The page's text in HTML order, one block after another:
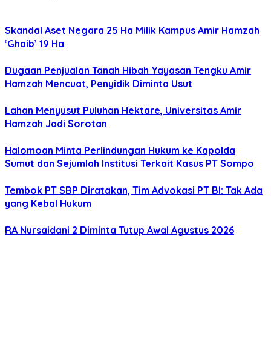
Skandal Aset Negara 25 Ha Milik Kampus Amir Hamzah
‘Ghaib’ 19 Ha
Dugaan Penjualan Tanah Hibah Yayasan Tengku Amir
Hamzah Mencuat, Penyidik Diminta Usut
Lahan Menyusut Puluhan Hektare, Universitas Amir
Hamzah Jadi Sorotan
Halomoan Minta Perlindungan Hukum ke Kapolda
Sumut dan Sejumlah Institusi Terkait Kasus PT Sompo
Tembok PT SBP Diratakan, Tim Advokasi PT BI: Tak Ada
yang Kebal Hukum
RA Nursaidani 2 Diminta Tutup Awal Agustus 2026